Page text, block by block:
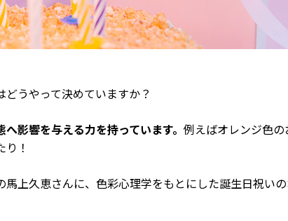
うやって決めていますか？
影響を与える力を持っています。 例えばオレンジ色
！
上久恵さんに、色彩心理学をもとにした誕生日祝い